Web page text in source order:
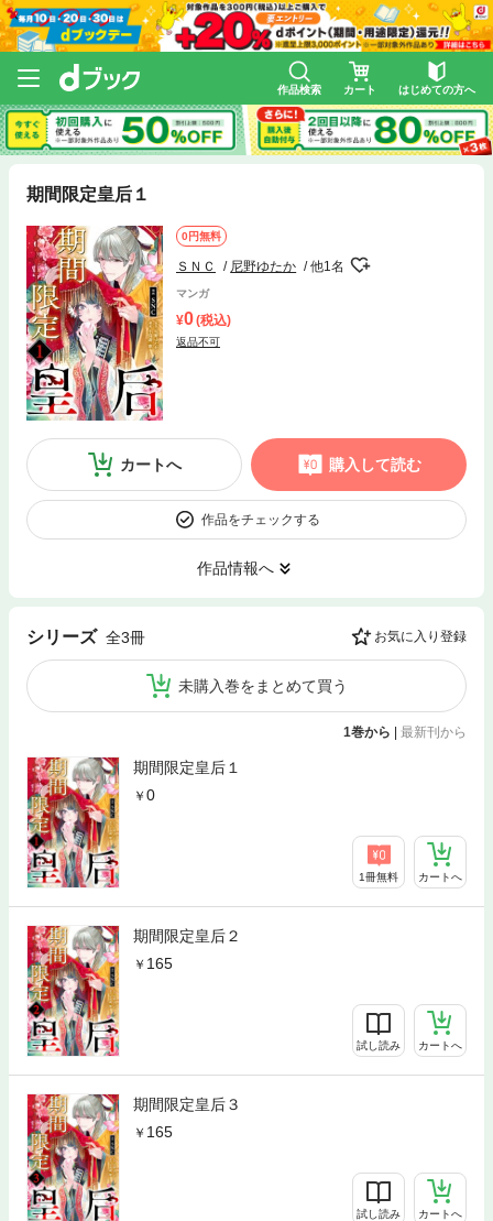
作品検索 カート はじめての方へ
期間限定皇后１
0円無料
ＳＮＣ 尼野ゆたか 他1名
マンガ
0(税込)
返品不可
カートへ 購入して読む
作品をチェックする
作品情報へ
シリーズ 全3冊 お気に入り登録
未購入巻をまとめて買う
1巻から | 最新刊から
期間限定皇后１
0
1冊無料 カートへ
期間限定皇后２
165
試し読み カートへ
期間限定皇后３
165
試し読み カートへ